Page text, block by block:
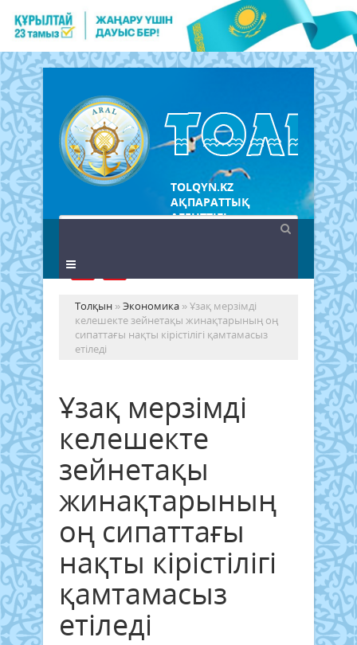
TOLQYN.KZ
АҚПАРАТТЫҚ
АГЕНТТІГІ
Толқын »Экономика » Ұзақ мерзімді
келешекте зейнетақы жинақтарының оң
сипаттағы нақты кірістілігі қамтамасыз
етіледі
Ұзақ мерзімді
келешекте
зейнетақы
жинақтарының
оң сипаттағы
нақты кірістілігі
қамтамасыз
етіледі